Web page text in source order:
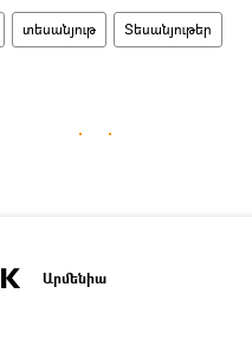
տեսանյութ Տեսանյութեր
Արմենիա